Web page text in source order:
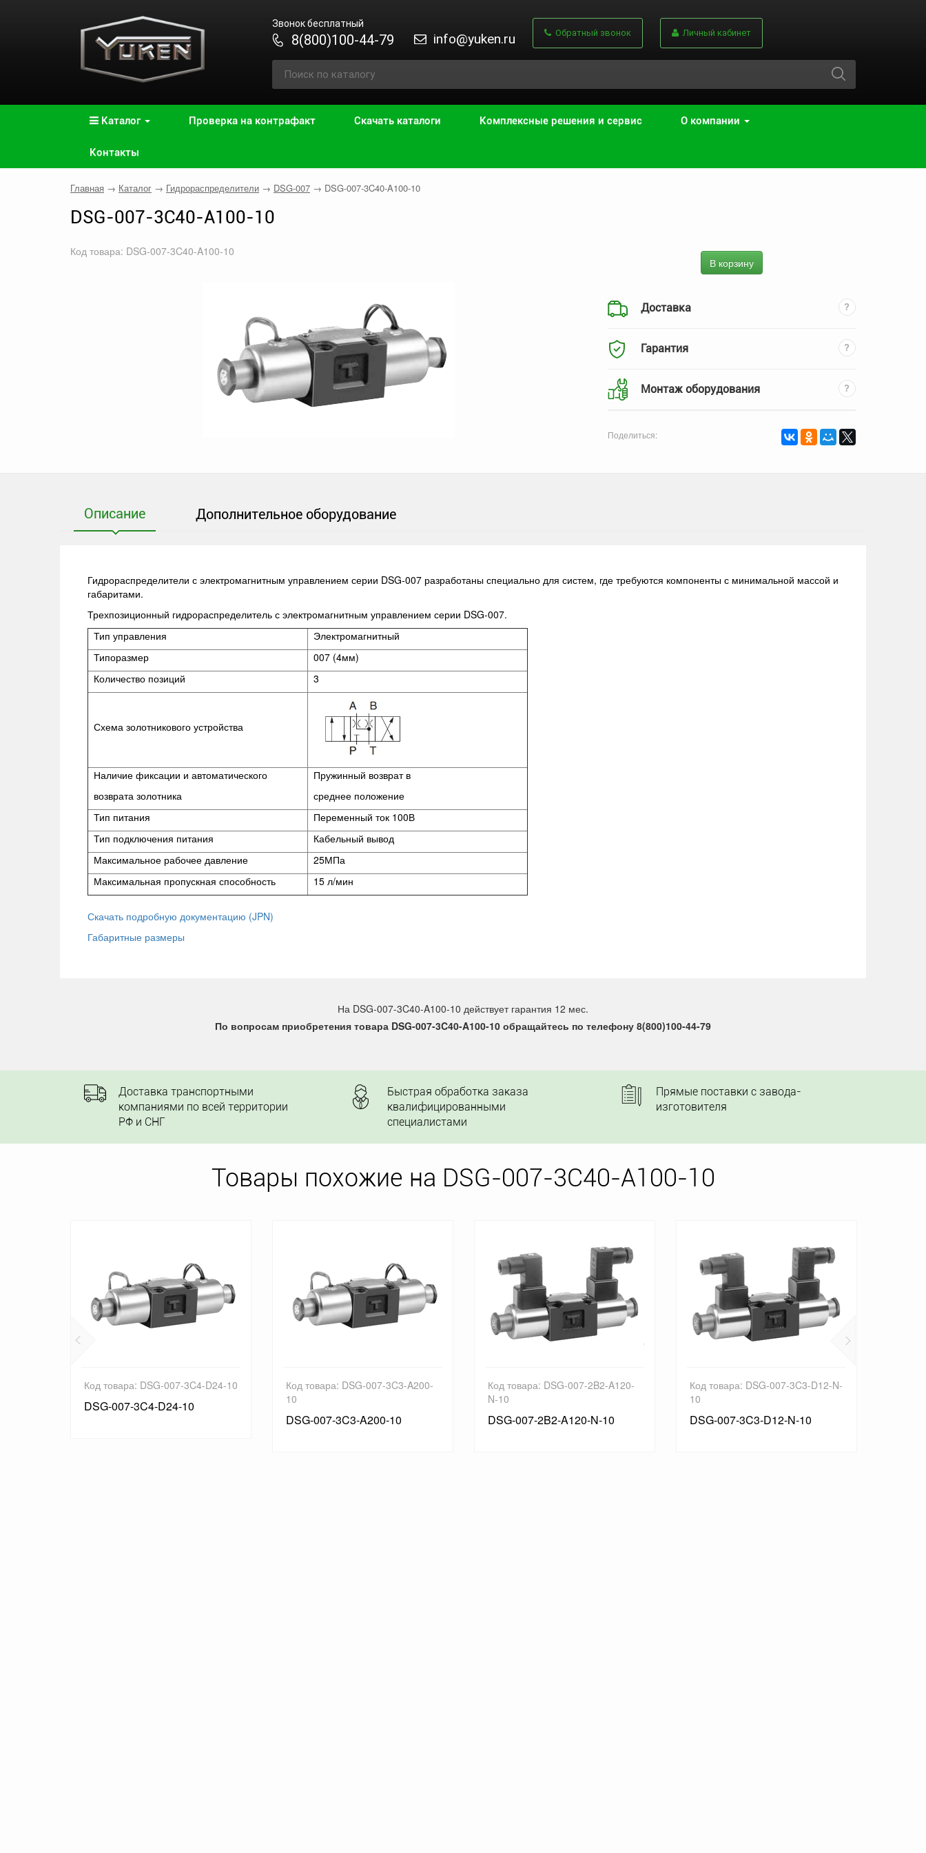
Звонок бесплатный
8(800)100-44-79 info@yuken.ru Обратный звонок Личный кабинет
Каталог Проверка на контрафакт Скачать каталоги Комплексные решения и сервис О компании
Контакты
Главная → Каталог → Гидрораспределители → DSG-007 → DSG-007-3C40-A100-10
DSG-007-3C40-A100-10
Код товара: DSG-007-3C40-A100-10
В корзину
Доставка
Гарантия
Монтаж оборудования
Поделиться:
Описание Дополнительное оборудование
Гидрораспределители с электромагнитным управлением серии DSG-007 разработаны специально для систем, где требуются компоненты с минимальной массой и
габаритами.
Трехпозиционный гидрораспределитель с электромагнитным управлением серии DSG-007.
Тип управления
Электромагнитный
Типоразмер
007 (4мм)
Количество позиций
3
Схема золотникового устройства
Наличие фиксации и автоматического
возврата золотника
Пружинный возврат в
среднее положение
Тип питания
Переменный ток 100В
Тип подключения питания
Кабельный вывод
Максимальное рабочее давление
25МПа
Максимальная пропускная способность
15 л/мин
Скачать подробную документацию (JPN)
Габаритные размеры
На DSG-007-3C40-A100-10 действует гарантия 12 мес.
По вопросам приобретения товара DSG-007-3C40-A100-10 обращайтесь по телефону 8(800)100-44-79
Доставка транспортными
компаниями по всей территории
РФ и СНГ
Быстрая обработка заказа
квалифицированными
специалистами
Прямые поставки с завода-
изготовителя
Товары похожие на DSG-007-3C40-A100-10
Код товара: DSG-007-3C4-D24-10
DSG-007-3C4-D24-10
Код товара: DSG-007-3C3-A200-
10
DSG-007-3C3-A200-10
Код товара: DSG-007-2B2-A120-
N-10
DSG-007-2B2-A120-N-10
Код товара: DSG-007-3C3-D12-N-
10
DSG-007-3C3-D12-N-10